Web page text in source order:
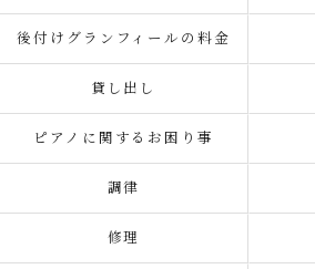
後付けグランフィールの料金
貸し出し
ピアノに関するお困り事
調律
修理